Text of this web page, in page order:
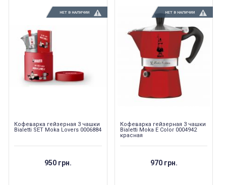
НЕТ В НАЛИЧИИ
Кофеварка гейзерная 3 чашки
Bialetti SET Moka Lovers 0006884
950 грн.
НЕТ В НАЛИЧИИ
Кофеварка гейзерная 3 чашки
Bialetti Moka E Color 0004942
красная
970 грн.